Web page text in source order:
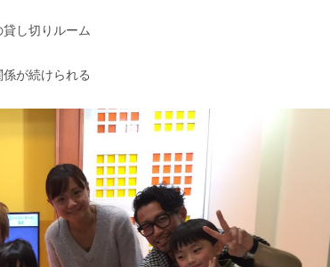
し切りルーム
が続けられる